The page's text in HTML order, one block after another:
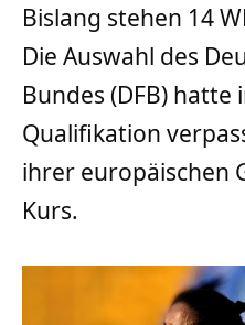
Bislang stehen 14
Die Auswahl des
Bundes (DFB)
Qualifikation
ihrer europäischen
Kurs.